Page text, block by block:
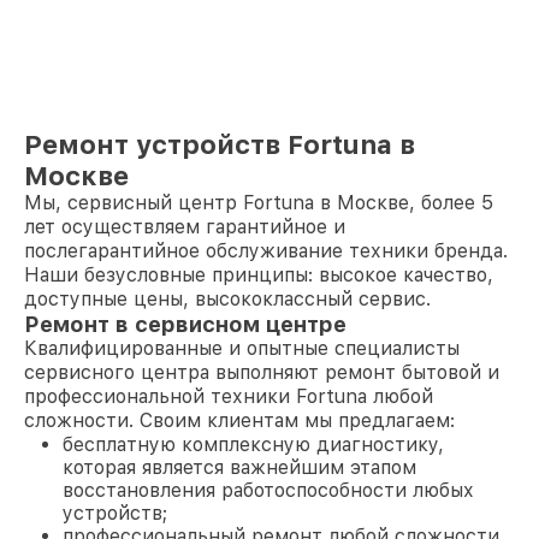
Ремонт устройств Fortuna в
Москве
Мы, сервисный центр Fortuna в Москве, более 5
лет осуществляем гарантийное и
послегарантийное обслуживание техники бренда.
Наши безусловные принципы: высокое качество,
доступные цены, высококлассный сервис.
Ремонт в сервисном центре
Квалифицированные и опытные специалисты
сервисного центра выполняют ремонт бытовой и
профессиональной техники Fortuna любой
сложности. Своим клиентам мы предлагаем:
бесплатную комплексную диагностику,
которая является важнейшим этапом
восстановления работоспособности любых
устройств;